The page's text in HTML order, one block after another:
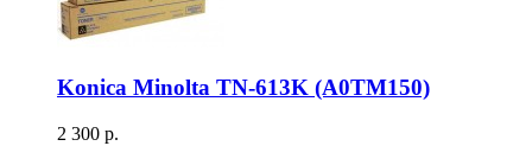
Konica Minolta TN-613K (A0TM150)
2 300 р.